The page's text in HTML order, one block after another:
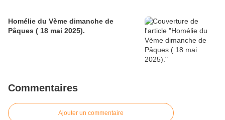
Homélie du Vème dimanche de
Pâques ( 18 mai 2025).
Commentaires
Ajouter un commentaire